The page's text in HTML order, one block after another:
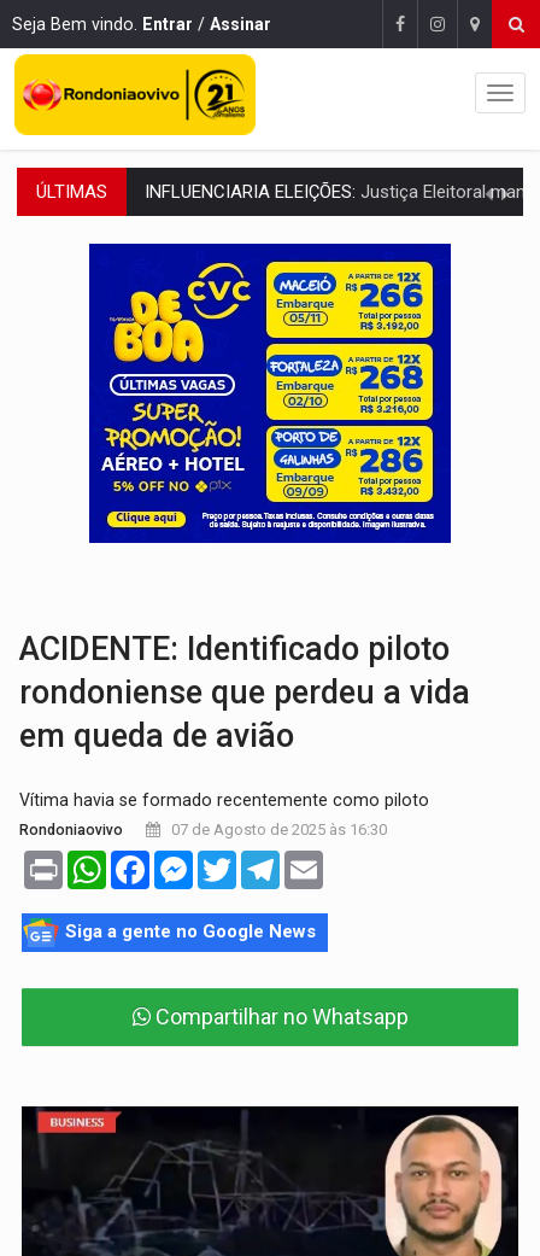
Seja Bem vindo. Entrar / Assinar
ÚLTIMAS CONEXÃO RONDONIAOVIVO:Marcio Barreto, pres. da ABAV-RO, alerta sobre golpes
DA RECICLAGEM AO SUCESSO:A trajetória de superação de
'RIO OMERÊ':MPF pede condenação do Banco do Brasil por financiar
INFRAESTRUTURA:Vilhena realiza audiência pública sobre
SEM SISTEMA: Falha afeta atendimentos na Policlínica
VÍDEO:Colisão entre motos deixa dois feridos próximo ao
SOB INVESTIGAÇÃO:Dentista de PVH é denunciado por transmitir HIV
ESQUEMA DE FRAUDES:Polícia Civil deflagra a terceira fase da
ACIDENTE: Identificado piloto
rondoniense que perdeu a vida
em queda de avião
Vítima havia se formado recentemente como piloto
Rondoniaovivo 07 de Agosto de 2025 às 16:30
Print WhatsAppFacebookMessenger
TwitterTelegram
Siga a gente no Google News
Compartilhar no Whatsapp